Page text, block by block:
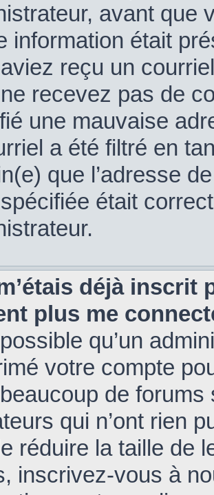
avant que
information était
reçu un
recevez pas de
une mauvaise
a été filtré en
que l’adresse
était
déjà inscrit
plus me
qu’un
votre compte
de
qui n’ont rien
réduire la taille de
inscrivez-vous à